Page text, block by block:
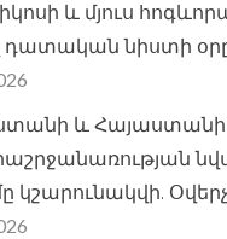
և մյուս
դատական նիստի
և Հայաստանի
կշարունակվի.